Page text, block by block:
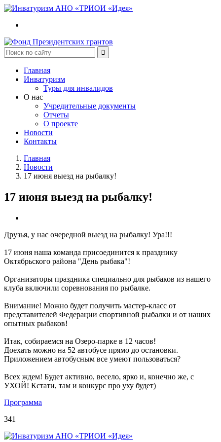
Главная
Инватуризм
Туры для инвалидов
О нас
Учредительные документы
Отчеты
О проекте
Новости
Контакты
Главная
Новости
17 июня выезд на рыбалку!
17 июня выезд на рыбалку!
Друзья, у нас очередной выезд на рыбалку! Ура!!!
17 июня наша команда присоединится к празднику
Октябрьского района "День рыбака"!
Организаторы праздника специально для рыбаков из нашего
клуба включили соревнования по рыбалке.
Внимание! Можно будет получить мастер-класс от
представителей Федерации спортивной рыбалки и от наших
опытных рыбаков!
Итак, собираемся на Озеро-парке в 12 часов!
Доехать можно на 52 автобусе прямо до остановки.
Приложением автобусным все умеют пользоваться?
Всех ждем! Будет активно, весело, ярко и, конечно же, с
УХОЙ! Кстати, там и конкурс про уху будет)
Программа
341